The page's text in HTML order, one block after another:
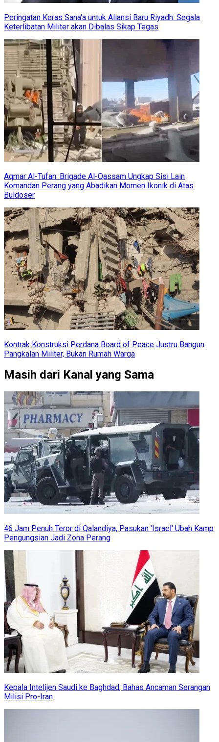
Peringatan Keras Sana'a untuk Aliansi Baru Riyadh: Segala
Keterlibatan Militer akan Dibalas Sikap Tegas
Aqmar Al-Tufan: Brigade Al-Qassam Ungkap Sisi Lain
Komandan Perang yang Abadikan Momen Ikonik di Atas
Buldoser
Kontrak Konstruksi Perdana Board of Peace Justru Bangun
Pangkalan Militer, Bukan Rumah Warga
Masih dari Kanal yang Sama
46 Jam Penuh Teror di Qalandiya, Pasukan 'Israel' Ubah Kamp
Pengungsian Jadi Zona Perang
Kepala Intelijen Saudi ke Baghdad, Bahas Ancaman Serangan
Milisi Pro-Iran